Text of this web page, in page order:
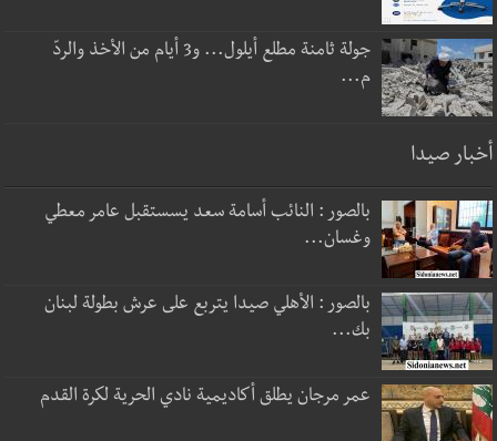
جولة ثامنة مطلع أيلول... و3 أيام من الأخذ والردّ
م...
أخبار صيدا
بالصور : النائب أسامة سعد يسستقبل عامر معطي
وغسان...
بالصور : الأهلي صيدا يتربع على عرش بطولة لبنان
بك...
عمر مرجان يطلق أكاديمية نادي الحرية لكرة القدم